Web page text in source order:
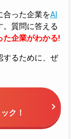
合った企業をAI
。質問に答える
た企業がわかる!
するために、ぜ
ク！